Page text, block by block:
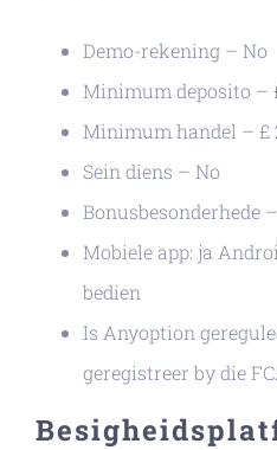
Demo-rekening – No
Minimum deposito –
Minimum handel – £
Sein diens – No
Bonusbesonderhede
Mobiele app: ja
bedien
Is Anyoption
geregistreer by die